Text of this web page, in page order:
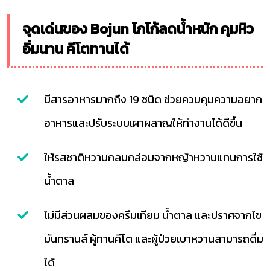
จุดเด่นของ Bojun โกโก้ลดน้ำหนัก คุมหิว
อิ่มนาน คีโตทานได้
มีสารอาหารมากถึง 19 ชนิด ช่วยควบคุมความอยาก
อาหารและปรับระบบเผาผลาญให้ทำงานได้ดีขึ้น
ให้รสชาติหวานกลมกล่อมจากหญ้าหวานแทนการใช้
น้ำตาล
ไม่มีส่วนผสมของครีมเทียม น้ำตาล และปราศจากไข
มันทรานส์ ผู้ทานคีโต และผู้ป่วยเบาหวานสามารถดื่ม
ได้